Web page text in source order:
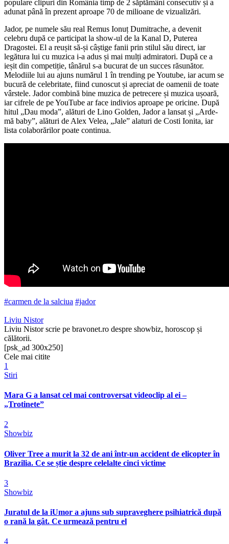
populare clipuri din România timp de 2 săptămâni consecutiv și a
adunat până în prezent aproape 70 de milioane de vizualizări.
Jador, pe numele său real Remus Ionuț Dumitrache, a devenit
celebru după ce participat la show-ul de la Kanal D, Puterea
Dragostei. El a reușit să-și câștige fanii prin stilul său direct, iar
legătura lui cu muzica i-a adus și mai mulți admiratori. După ce a
ieșit din competiție, tânărul s-a bucurat de un succes răsunător.
Melodiile lui au ajuns numărul 1 în trending pe Youtube, iar acum se
bucură de celebritate, fiind cunoscut și apreciat de oamenii de toate
vârstele. Jador combină bine muzica de petrecere și muzica ușoară,
iar cifrele de pe YouTube ar face indivios aproape pe oricine. După
hitul „Dau moda”, alături de Lino Golden, Jador a lansat și „Arde-
mă baby”, alături de Alex Velea, „Jale” alaturi de Costi Ionita, iar
lista colaborărilor poate continua.
#carmen de la salciua #jador
Liviu Nistor
Liviu Nistor scrie pe bravonet.ro despre showbiz, horoscop și
călătorii.
[psk_ad 300x250]
Cele mai citite
1
Stiri
Mara G a lansat cel mai controversat videoclip al ei –
„Trotinete”
2
Showbiz
Oliver Tree a murit la 32 de ani într-un accident de elicopter în
Brazilia. Ce se știe despre celelalte cinci victime
3
Showbiz
Juratul de la iUmor a ajuns sub supraveghere psihiatrică după
o rană la gât. Ce urmează pentru el
4